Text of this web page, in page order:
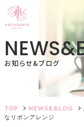
NEWS&
お知らせ&ブログ
TOP NEWS&BLOG
なリボンアレンジ